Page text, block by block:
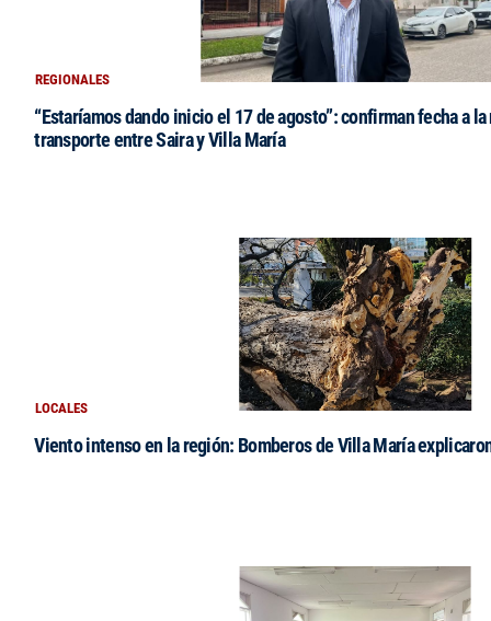
REGIONALES
“Estaríamos dando inicio el 17 de agosto”: confirman fecha a
transporte entre Saira y Villa María
LOCALES
Viento intenso en la región: Bomberos de Villa María